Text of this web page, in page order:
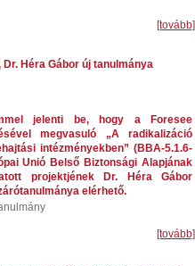
[tovább]
Héra Gábor új tanulmánya
jelenti be, hogy a Foresee
megvasuló „A radikalizáció
intézményekben” (BBA-5.1.6-
Unió Belső Biztonsági Alapjának
projektjének Dr. Héra Gábor
elérhető.
[tovább]